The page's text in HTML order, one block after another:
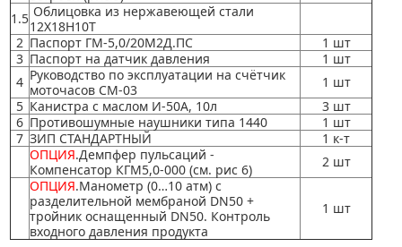
1.5 Облицовка из нержавеющей стали
12Х18Н10Т
2 Паспорт ГМ-5,0/20М2Д.ПС
1 шт
3 Паспорт на датчик давления
1 шт
4 Руководство по эксплуатации на счётчик
моточасов СМ-03
1 шт
5 Канистра с маслом И-50А, 10л
3 шт
6 Противошумные наушники типа 1440
1 шт
7 ЗИП СТАНДАРТНЫЙ
1 к-т
ОПЦИЯ.Демпфер пульсаций -
Компенсатор КГМ5,0-000 (см. рис 6)
2 шт
ОПЦИЯ.Манометр (0…10 атм) с
разделительной мембраной DN50 +
тройник оснащенный DN50. Контроль
входного давления продукта
1 шт